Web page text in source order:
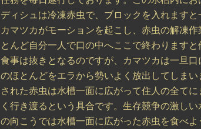
ディシュは冷凍赤虫で、ブロックを入れます
カマツカがモーションを起こし、赤虫の解凍作
とんど自分一人で口の中へここで終わります
食事は抜きとなるのですが、カマツカは一旦
のほとんどをエラから勢いよく放出してしまい
された赤虫は水槽一面に広がって住人の全てに
く行き渡るという具合です。生存競争の激し
の向こうでは水槽一面に広がった赤虫を食べ